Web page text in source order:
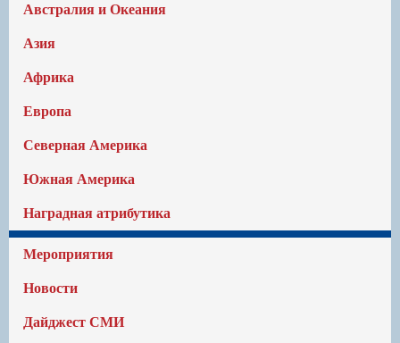
Австралия и Океания
Азия
Африка
Европа
Северная Америка
Южная Америка
Наградная атрибутика
Мероприятия
Новости
Дайджест СМИ